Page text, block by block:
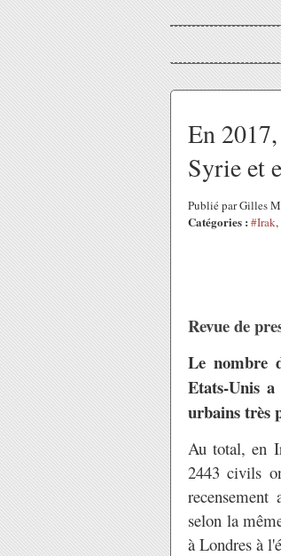
En
Syrie et
Publié par Gilles
Catégories : #Irak,
Revue de
Le nombre
Etats-Unis a
urbains très
Au total, en
2443 civils
recensement
selon la
à Londres à